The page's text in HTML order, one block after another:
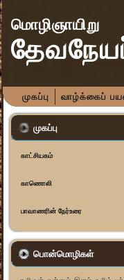
மொழிஞாயிறு
முகப்பு வாழ்க்கைப்
முகப்பு
காட்சியகம்
காணொலி
பாவாணரின் நேர்உரை
பொன்மொழிகள்